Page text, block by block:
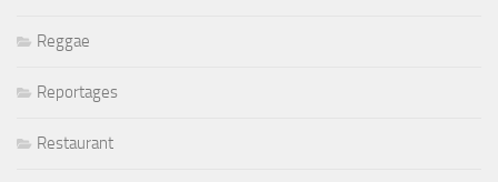
Reggae
Reportages
Restaurant